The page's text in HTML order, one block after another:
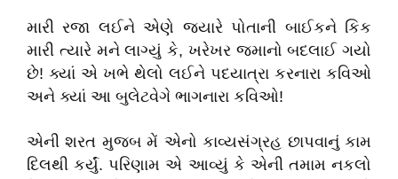
મારી રજા લઈને એણે જ્યારે પોતાની બાઈકને કિક
મારી ત્યારે મને લાગ્યું કે, ખરેખર જમાનો બદલાઈ ગયો
છે! ક્યાં એ ખભે થેલો લઈને પદયાત્રા કરનારા કવિઓ
અને ક્યાં આ બુલેટવેગે ભાગનારા કવિઓ!
એની શરત મુજબ મેં એનો કાવ્યસંગ્રહ છાપવાનું કામ
દિલથી કર્યું. પરિણામ એ આવ્યું કે એની તમામ નકલો